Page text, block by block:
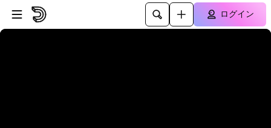
プレイヤーにスキップ
メインコンテンツにスキップ
ログイン